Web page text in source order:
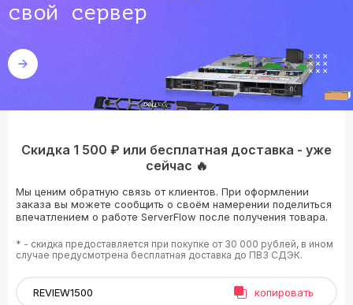
свой сервер
Скидка 1 500 ₽ или бесплатная доставка - уже
сейчас 🔥
Мы ценим обратную связь от клиентов. При оформлении
заказа вы можете сообщить о своём намерении поделиться
впечатлением о работе ServerFlow после получения товара.
* - скидка предоставляется при покупке от 30 000 рублей, в ином
случае предусмотрена бесплатная доставка до ПВЗ СДЭК.
копировать